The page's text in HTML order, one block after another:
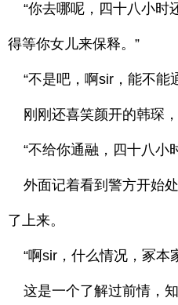
“你去哪呢，四十八小时
得等你女儿来保释。”
“不是吧，啊sir，能不能
刚刚还喜笑颜开的韩琛，
“不给你通融，四十八小
外面记着看到警方开始
了上来。
“啊sir，什么情况，冢本
这是一个了解过前情，